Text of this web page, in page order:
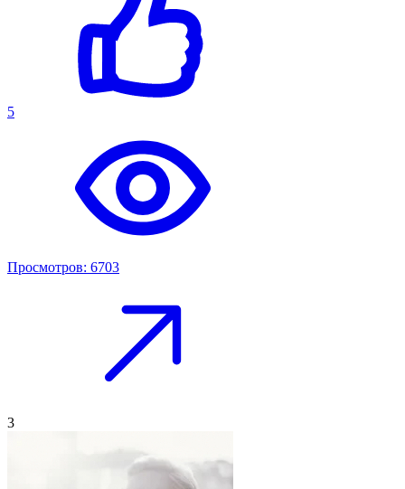
5
Просмотров: 6703
3